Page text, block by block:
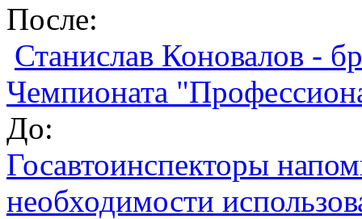
После:
Станислав Коновалов -
Чемпионата
До:
Госавтоинспекторы
необходимости